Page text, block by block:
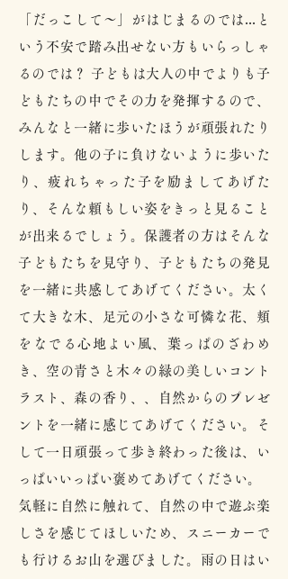
「だっこして〜」がはじまるのでは...と
いう不安で踏み出せない方もいらっしゃ
るのでは？ 子どもは大人の中でよりも子
どもたちの中でその力を発揮するので、
みんなと一緒に歩いたほうが頑張れたり
します。他の子に負けないように歩いた
り、疲れちゃった子を励ましてあげた
り、そんな頼もしい姿をきっと見ること
が出来るでしょう。保護者の方はそんな
子どもたちを見守り、子どもたちの発見
を一緒に共感してあげてください。太く
て大きな木、足元の小さな可憐な花、頬
をなでる心地よい風、葉っぱのざわめ
き、空の青さと木々の緑の美しいコント
ラスト、森の香り、、自然からのプレゼ
ントを一緒に感じてあげてください。そ
して一日頑張って歩き終わった後は、い
っぱいいっぱい褒めてあげてください。
気軽に自然に触れて、自然の中で遊ぶ楽
しさを感じてほしいため、スニーカーで
も行けるお山を選びました。雨の日はい